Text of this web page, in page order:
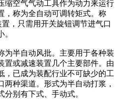
缩空气气动工具作为动力来运行
，称为全自动可调转矩式。称
，只需用开关旋钮调节进气口
为半自动风批。主要用于各种装
置或减速装置几个主要部件。由
，已成为装配行业不可缺少的工
种渠道。形式为半自动打浆，
别有下式、手动式。